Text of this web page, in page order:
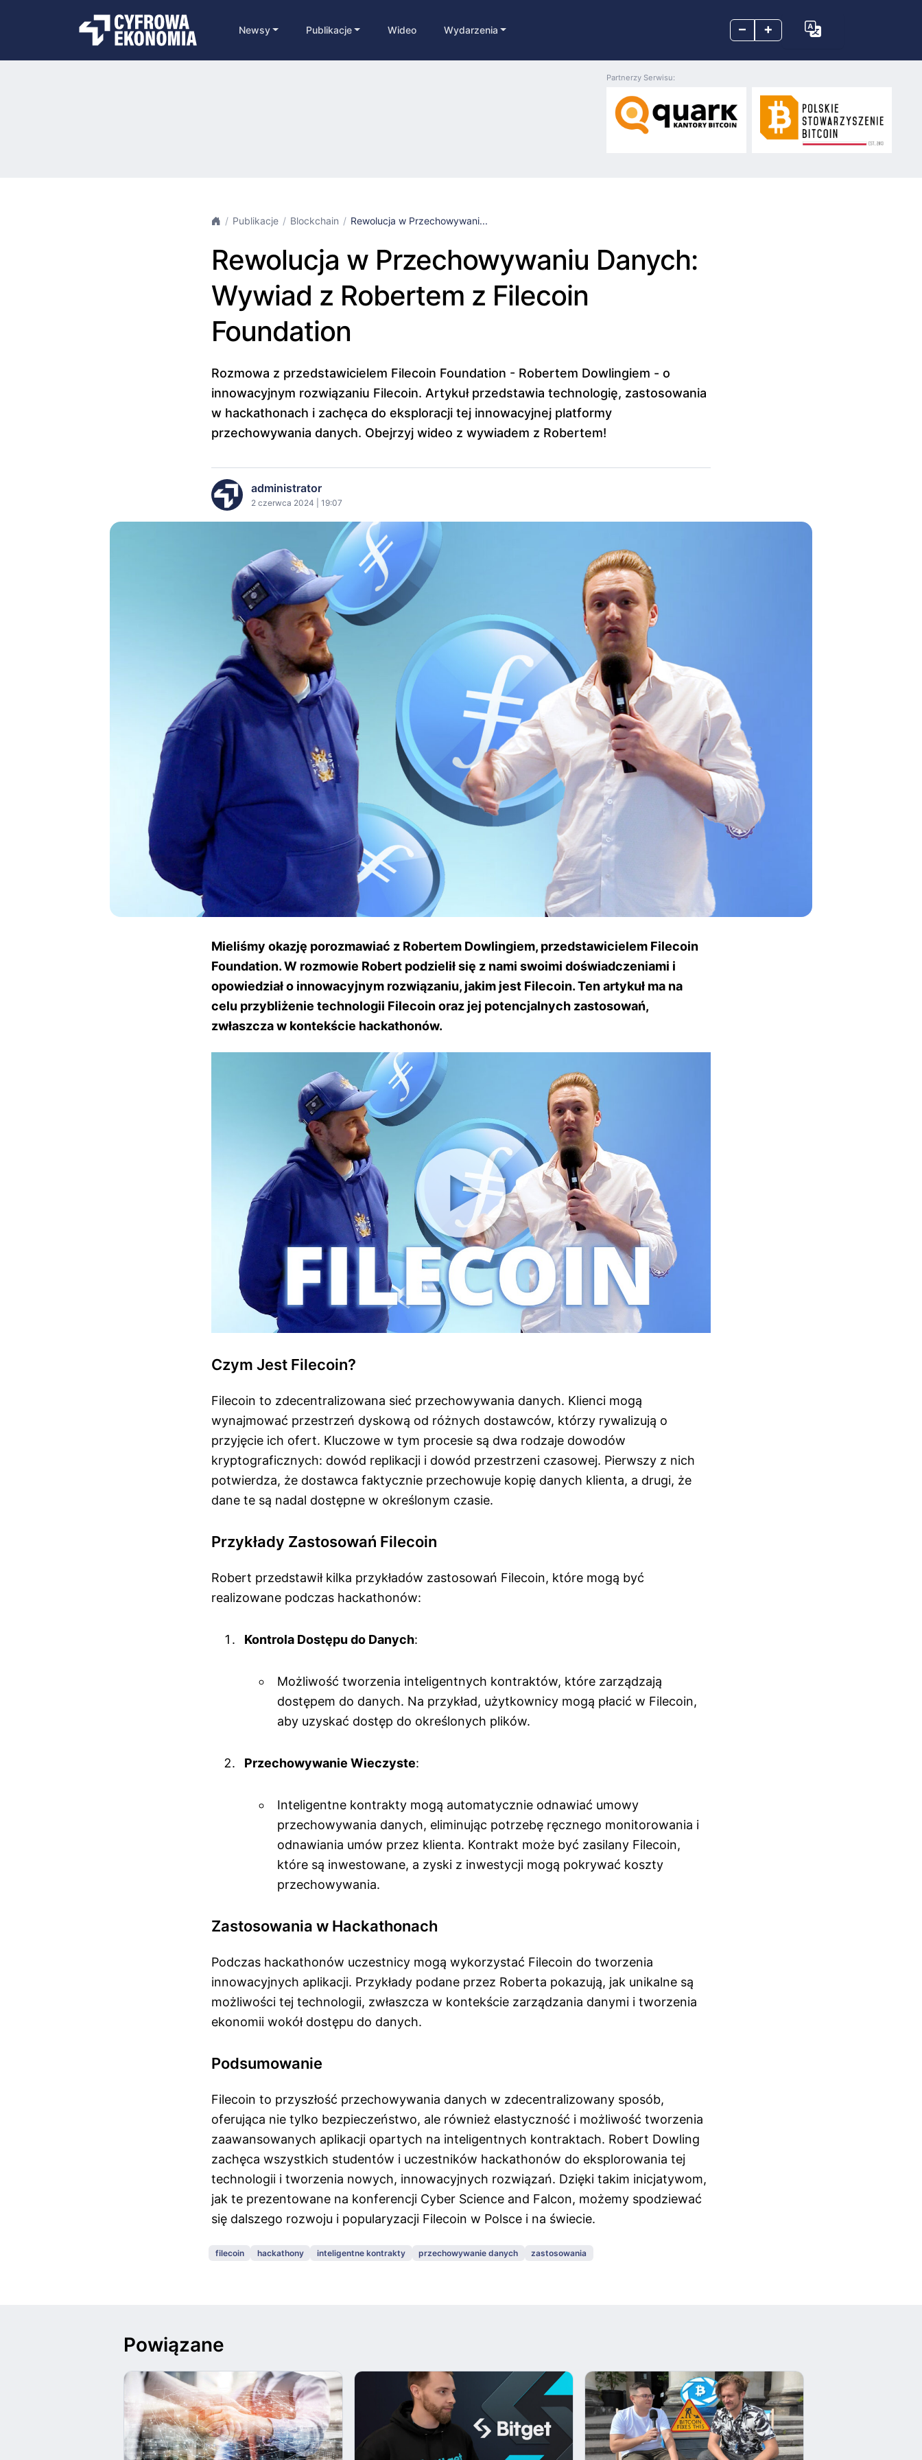
– +
Newsy Publikacje Wideo Wydarzenia
Partnerzy Serwisu:
Publikacje Blockchain Rewolucja w Przechowywani...
Rewolucja w Przechowywaniu Danych:
Wywiad z Robertem z Filecoin
Foundation
Rozmowa z przedstawicielem Filecoin Foundation - Robertem Dowlingiem - o
innowacyjnym rozwiązaniu Filecoin. Artykuł przedstawia technologię, zastosowania
w hackathonach i zachęca do eksploracji tej innowacyjnej platformy
przechowywania danych. Obejrzyj wideo z wywiadem z Robertem!
administrator
2 czerwca 2024 | 19:07
Mieliśmy okazję porozmawiać z Robertem Dowlingiem, przedstawicielem Filecoin
Foundation. W rozmowie Robert podzielił się z nami swoimi doświadczeniami i
opowiedział o innowacyjnym rozwiązaniu, jakim jest Filecoin. Ten artykuł ma na
celu przybliżenie technologii Filecoin oraz jej potencjalnych zastosowań,
zwłaszcza w kontekście hackathonów.
Czym Jest Filecoin?
Filecoin to zdecentralizowana sieć przechowywania danych. Klienci mogą
wynajmować przestrzeń dyskową od różnych dostawców, którzy rywalizują o
przyjęcie ich ofert. Kluczowe w tym procesie są dwa rodzaje dowodów
kryptograficznych: dowód replikacji i dowód przestrzeni czasowej. Pierwszy z nich
potwierdza, że dostawca faktycznie przechowuje kopię danych klienta, a drugi, że
dane te są nadal dostępne w określonym czasie.
Przykłady Zastosowań Filecoin
Robert przedstawił kilka przykładów zastosowań Filecoin, które mogą być
realizowane podczas hackathonów:
Kontrola Dostępu do Danych:
Możliwość tworzenia inteligentnych kontraktów, które zarządzają
dostępem do danych. Na przykład, użytkownicy mogą płacić w Filecoin,
aby uzyskać dostęp do określonych plików.
Przechowywanie Wieczyste:
Inteligentne kontrakty mogą automatycznie odnawiać umowy
przechowywania danych, eliminując potrzebę ręcznego monitorowania i
odnawiania umów przez klienta. Kontrakt może być zasilany Filecoin,
które są inwestowane, a zyski z inwestycji mogą pokrywać koszty
przechowywania.
Zastosowania w Hackathonach
Podczas hackathonów uczestnicy mogą wykorzystać Filecoin do tworzenia
innowacyjnych aplikacji. Przykłady podane przez Roberta pokazują, jak unikalne są
możliwości tej technologii, zwłaszcza w kontekście zarządzania danymi i tworzenia
ekonomii wokół dostępu do danych.
Podsumowanie
Filecoin to przyszłość przechowywania danych w zdecentralizowany sposób,
oferująca nie tylko bezpieczeństwo, ale również elastyczność i możliwość tworzenia
zaawansowanych aplikacji opartych na inteligentnych kontraktach. Robert Dowling
zachęca wszystkich studentów i uczestników hackathonów do eksplorowania tej
technologii i tworzenia nowych, innowacyjnych rozwiązań. Dzięki takim inicjatywom,
jak te prezentowane na konferencji Cyber Science and Falcon, możemy spodziewać
się dalszego rozwoju i popularyzacji Filecoin w Polsce i na świecie.
filecoin hackathony inteligentne kontrakty przechowywanie danych zastosowania
Powiązane